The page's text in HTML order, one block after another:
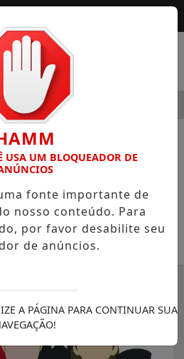
SAMARITANO HIGIENÓPOLIS
Público
USA UM BLOQUEADOR DE
fonte importante de
nosso conteúdo. Para
por favor desabilite seu
de anúncios.
A PÁGINA PARA CONTINUAR SUA